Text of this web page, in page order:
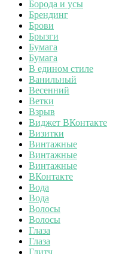
Борода и усы
Брендинг
Брови
Брызги
Бумага
Бумага
В едином стиле
Ванильный
Весенний
Ветки
Взрыв
Виджет ВКонтакте
Визитки
Винтажные
Винтажные
Винтажные
ВКонтакте
Вода
Вода
Волосы
Волосы
Глаза
Глаза
Глитч